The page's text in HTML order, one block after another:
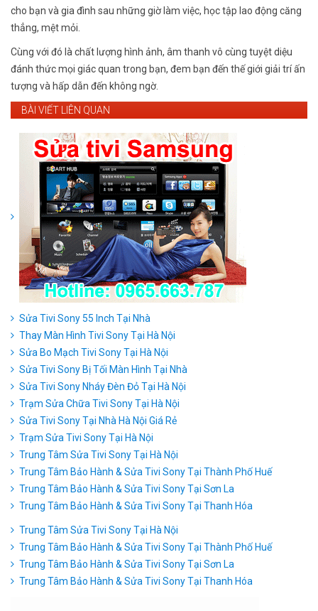
cho bạn và gia đình sau những giờ làm việc, học tập lao động căng
thẳng, mệt mỏi.
Cùng với đó là chất lượng hình ảnh, âm thanh vô cùng tuyệt diệu
đánh thức mọi giác quan trong bạn, đem bạn đến thế giới giải trí ấn
tượng và hấp dẫn đến không ngờ.
BÀI VIẾT LIÊN QUAN
Sửa Tivi Sony 55 Inch Tại Nhà
Thay Màn Hình Tivi Sony Tại Hà Nội
Sửa Bo Mạch Tivi Sony Tại Hà Nội
Sửa Tivi Sony Bị Tối Màn Hình Tại Nhà
Sửa Tivi Sony Nháy Đèn Đỏ Tại Hà Nội
Trạm Sửa Chữa Tivi Sony Tại Hà Nội
Sửa Tivi Sony Tại Nhà Hà Nội Giá Rẻ
Trạm Sửa Tivi Sony Tại Hà Nội
Trung Tâm Sửa Tivi Sony Tại Hà Nội
Trung Tâm Bảo Hành & Sửa Tivi Sony Tại Thành Phố Huế
Trung Tâm Bảo Hành & Sửa Tivi Sony Tại Sơn La
Trung Tâm Bảo Hành & Sửa Tivi Sony Tại Thanh Hóa
Trung Tâm Sửa Tivi Sony Tại Hà Nội
Trung Tâm Bảo Hành & Sửa Tivi Sony Tại Thành Phố Huế
Trung Tâm Bảo Hành & Sửa Tivi Sony Tại Sơn La
Trung Tâm Bảo Hành & Sửa Tivi Sony Tại Thanh Hóa